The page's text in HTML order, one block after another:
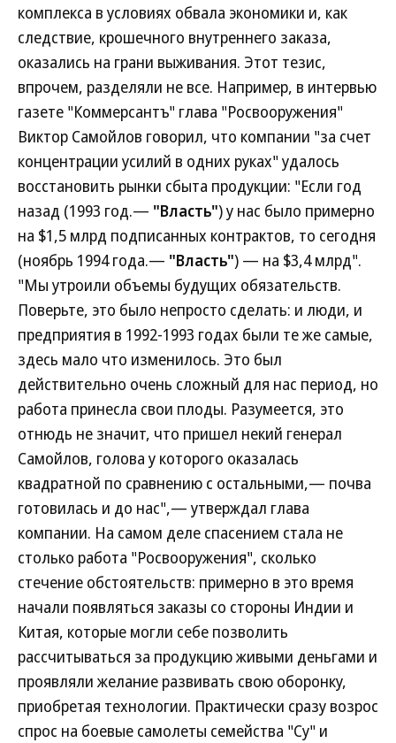
комплекса в условиях обвала экономики и, как
следствие, крошечного внутреннего заказа,
оказались на грани выживания. Этот тезис,
впрочем, разделяли не все. Например, в интервью
газете "Коммерсантъ" глава "Росвооружения"
Виктор Самойлов говорил, что компании "за счет
концентрации усилий в одних руках" удалось
восстановить рынки сбыта продукции: "Если год
назад (1993 год.— "Власть") у нас было примерно
на $1,5 млрд подписанных контрактов, то сегодня
(ноябрь 1994 года.— "Власть") — на $3,4 млрд".
"Мы утроили объемы будущих обязательств.
Поверьте, это было непросто сделать: и люди, и
предприятия в 1992-1993 годах были те же самые,
здесь мало что изменилось. Это был
действительно очень сложный для нас период, но
работа принесла свои плоды. Разумеется, это
отнюдь не значит, что пришел некий генерал
Самойлов, голова у которого оказалась
квадратной по сравнению с остальными,— почва
готовилась и до нас",— утверждал глава
компании. На самом деле спасением стала не
столько работа "Росвооружения", сколько
стечение обстоятельств: примерно в это время
начали появляться заказы со стороны Индии и
Китая, которые могли себе позволить
рассчитываться за продукцию живыми деньгами и
проявляли желание развивать свою оборонку,
приобретая технологии. Практически сразу возрос
спрос на боевые самолеты семейства "Су" и